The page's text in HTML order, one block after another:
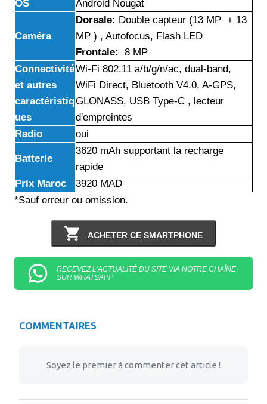
OS
Android Nougat
Caméra
Dorsale: Double capteur (13 MP + 13
MP ) , Autofocus, Flash LED
Frontale:
8 MP
Connectivité
et autres
caractéristiq
ues
Wi-Fi 802.11 a/b/g/n/ac, dual-band,
WiFi Direct, Bluetooth V4.0, A-GPS,
GLONASS, USB Type-C , lecteur
d'empreintes
Radio
oui
Batterie
3620 mAh supportant la recharge
rapide
Prix Maroc
3920 MAD
*Sauf erreur ou omission.
ACHETER CE SMARTPHONE
RECEVEZ L'ACTUALITÉ DU SITE VIA NOTRE CHAÎNE
SUR WHATSAPP
COMMENTAIRES
Soyez le premier à commenter cet article !